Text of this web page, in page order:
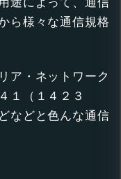
ら様々な通信規格
ア・ネットワーク
１（１４２３
などと色んな通信